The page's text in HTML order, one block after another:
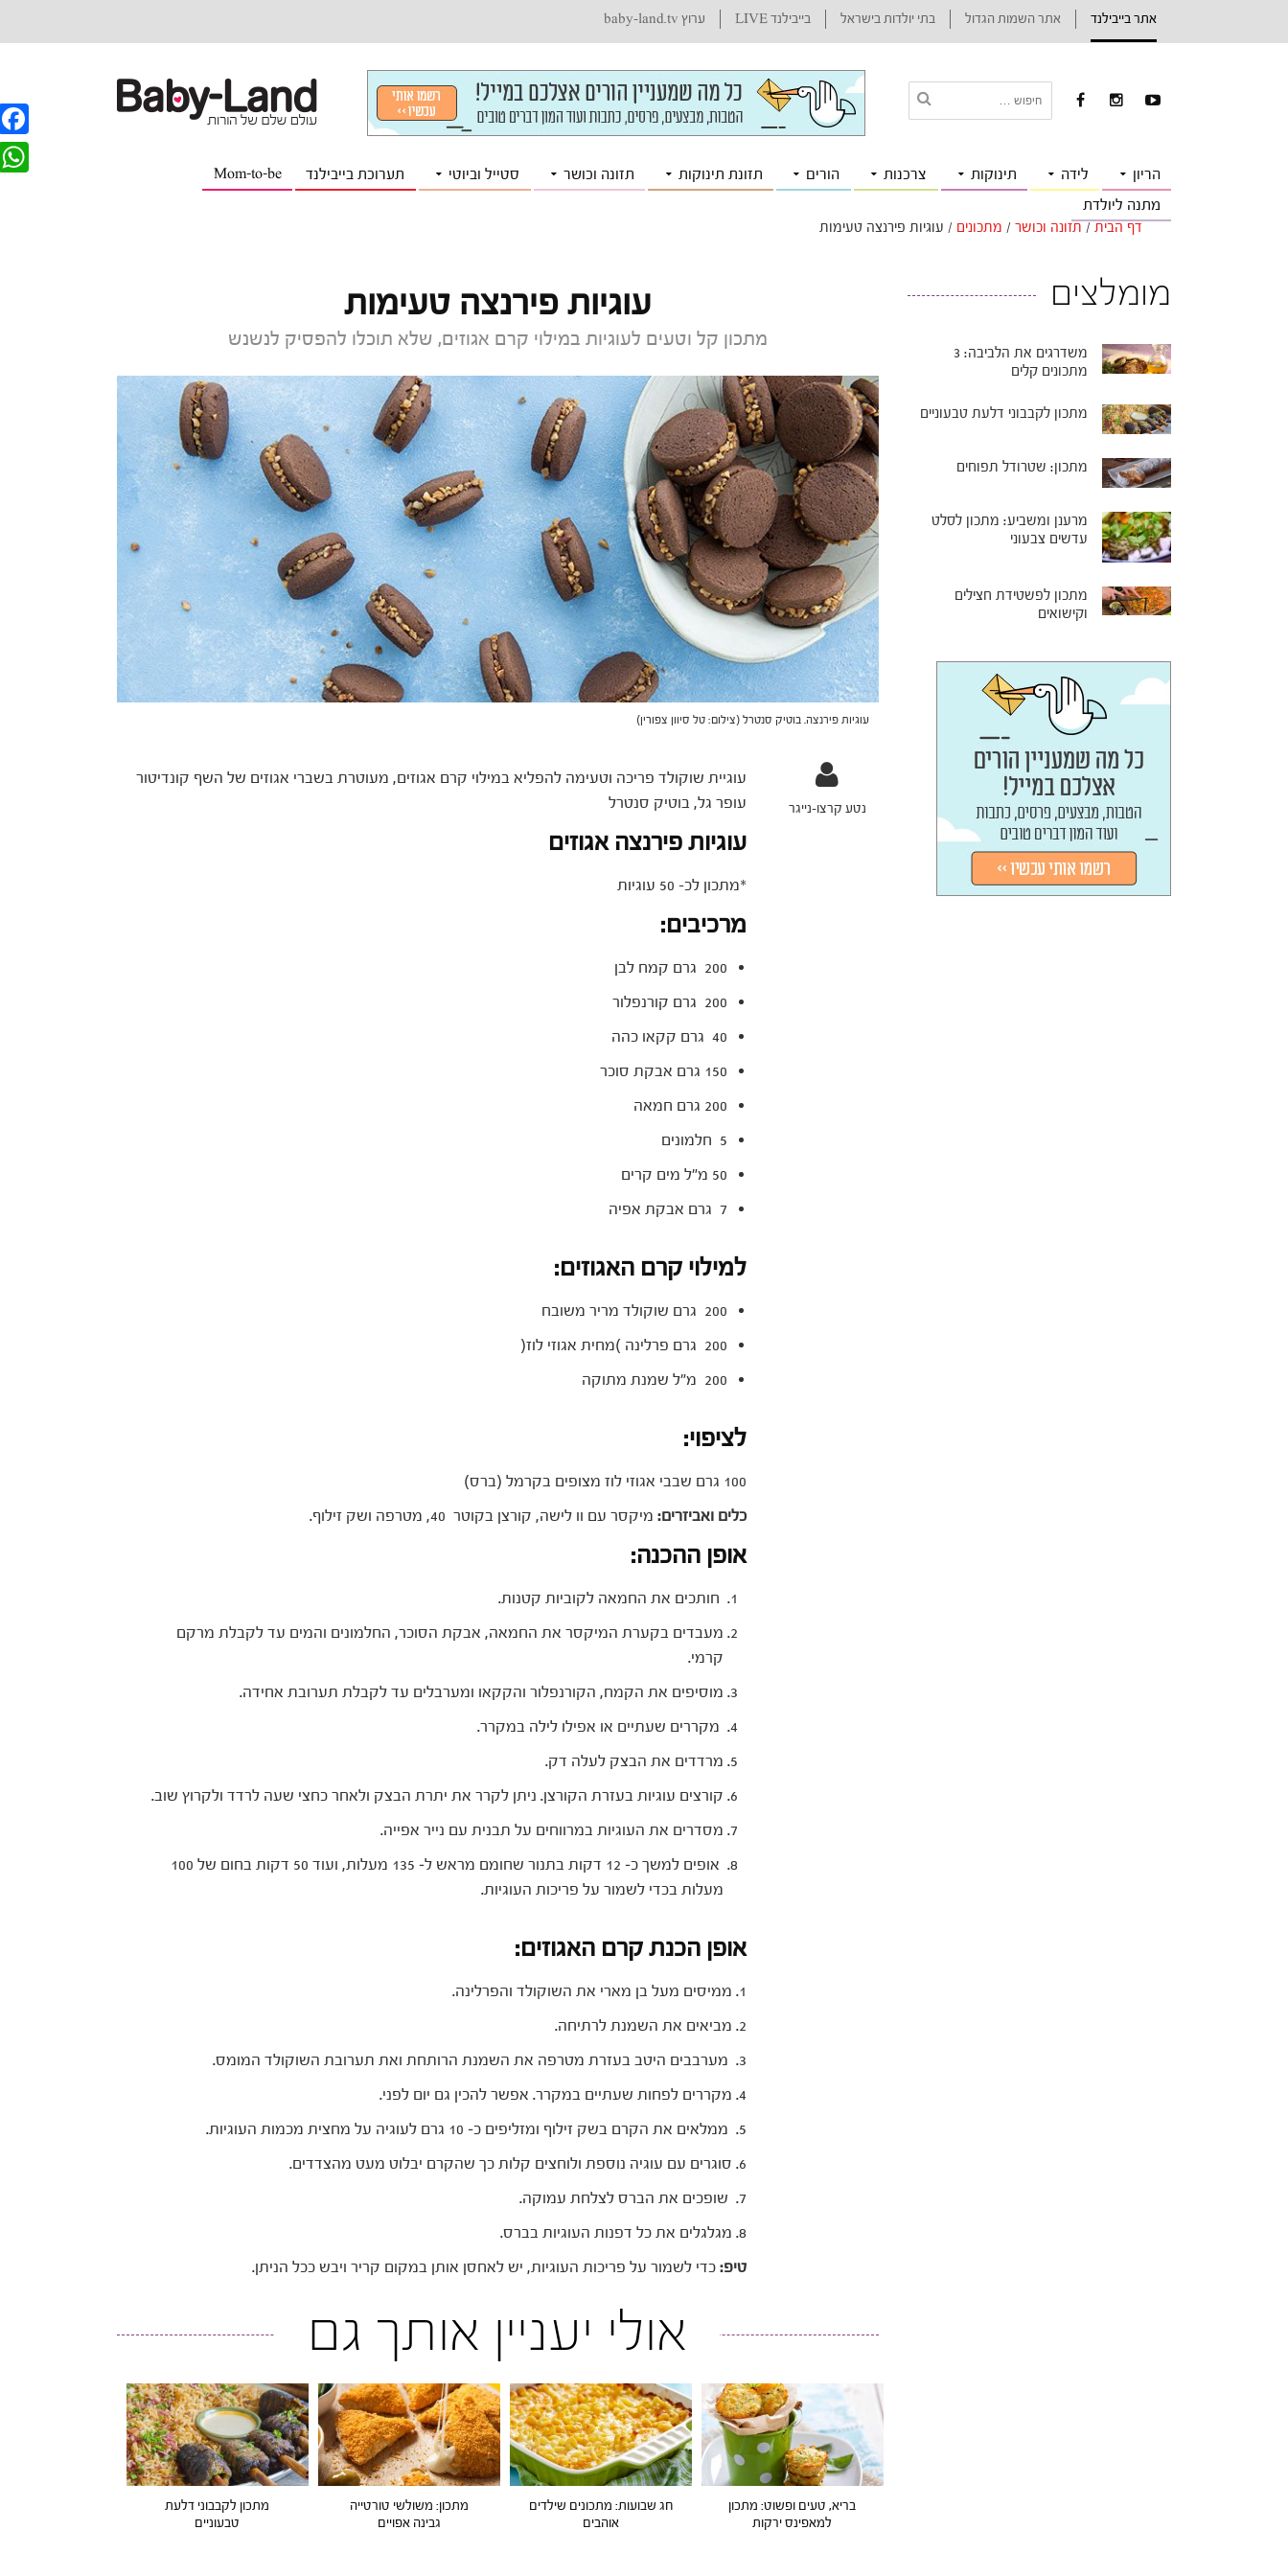
אתר בייבילנד אתר השמות הגדול בתי יולדות בישראל בייבילנד LIVE ערוץ baby-land.tv
הריון לידה תינוקות צרכנות הורים תזונת תינוקות תזונה וכושר סטייל וביוטי תערוכת בייבילנד Mom-to-be
מתנה ליולדת
דף הבית / תזונה וכושר / מתכונים / עוגיות פירנצה טעימות
עוגיות פירנצה טעימות
מתכון קל וטעים לעוגיות במילוי קרם אגוזים, שלא תוכלו להפסיק לנשנש
עוגיות פירנצה. בוטיק סנטרל (צילום: טל סיוון צפורין)
נטע קרצו-נייגר
עוגיית שוקולד פריכה וטעימה להפליא במילוי קרם אגוזים, מעוטרת בשברי אגוזים של השף קונדיטור
עופר גל, בוטיק סנטרל
עוגיות פירנצה אגוזים
*מתכון לכ- 50 עוגיות
מרכיבים:
200 גרם קמח לבן
200 גרם קורנפלור
40 גרם קקאו כהה
150 גרם אבקת סוכר
200 גרם חמאה
5 חלמונים
50 מ"ל מים קרים
7 גרם אבקת אפיה
למילוי קרם האגוזים:
200 גרם שוקולד מריר משובח
200 גרם פרלינה )מחית אגוזי לוז(
200 מ"ל שמנת מתוקה
לציפוי:
100 גרם שבבי אגוזי לוז מצופים בקרמל (ברס)
כלים ואביזרים: מיקסר עם וו לישה, קורצן בקוטר 40, מטרפה ושק זילוף.
אופן ההכנה:
חותכים את החמאה לקוביות קטנות.
מעבדים בקערת המיקסר את החמאה, אבקת הסוכר, החלמונים והמים עד לקבלת מרקם
קרמי.
מוסיפים את הקמח, הקורנפלור והקקאו ומערבלים עד לקבלת תערובת אחידה.
מקררים שעתיים או אפילו לילה במקרר.
מרדדים את הבצק לעלה דק.
קורצים עוגיות בעזרת הקורצן. ניתן לקרר את יתרת הבצק ולאחר כחצי שעה לרדד ולקרוץ שוב.
מסדרים את העוגיות במרווחים על תבנית עם נייר אפייה.
אופים למשך כ– 12 דקות בתנור שחומם מראש ל– 135 מעלות, ועוד 50 דקות בחום של 100
מעלות בכדי לשמור על פריכות העוגיות.
אופן הכנת קרם האגוזים:
1. ממיסים מעל בן מארי את השוקולד והפרלינה.
2. מביאים את השמנת לרתיחה.
3. מערבבים היטב בעזרת מטרפה את השמנת הרותחת ואת תערובת השוקולד המומס.
4. מקררים לפחות שעתיים במקרר. אפשר להכין גם יום לפני.
5. ממלאים את הקרם בשק זילוף ומזליפים כ– 10 גרם לעוגיה על מחצית מכמות העוגיות.
6. סוגרים עם עוגיה נוספת ולוחצים קלות כך שהקרם יבלוט מעט מהצדדים.
7. שופכים את הברס לצלחת עמוקה.
8. מגלגלים את כל דפנות העוגיות בברס.
טיפ: כדי לשמור על פריכות העוגיות, יש לאחסן אותן במקום קריר ויבש ככל הניתן.
אולי יעניין אותך גם
בריא, טעים ופשוט: מתכון
למאפינס ירקות
חג שבועות: מתכונים שילדים
אוהבים
מתכון: משולשי טורטייה
גבינה אפויים
מתכון לקבבוני דלעת
טבעוניים
מומלצים
משדרגים את הלביבה: 3
מתכונים קלים
מתכון לקבבוני דלעת טבעוניים
מתכון: שטרודל תפוחים
מרענן ומשביע: מתכון לסלט
עדשים צבעוני
מתכון לפשטידת חצילים
וקישואים
F